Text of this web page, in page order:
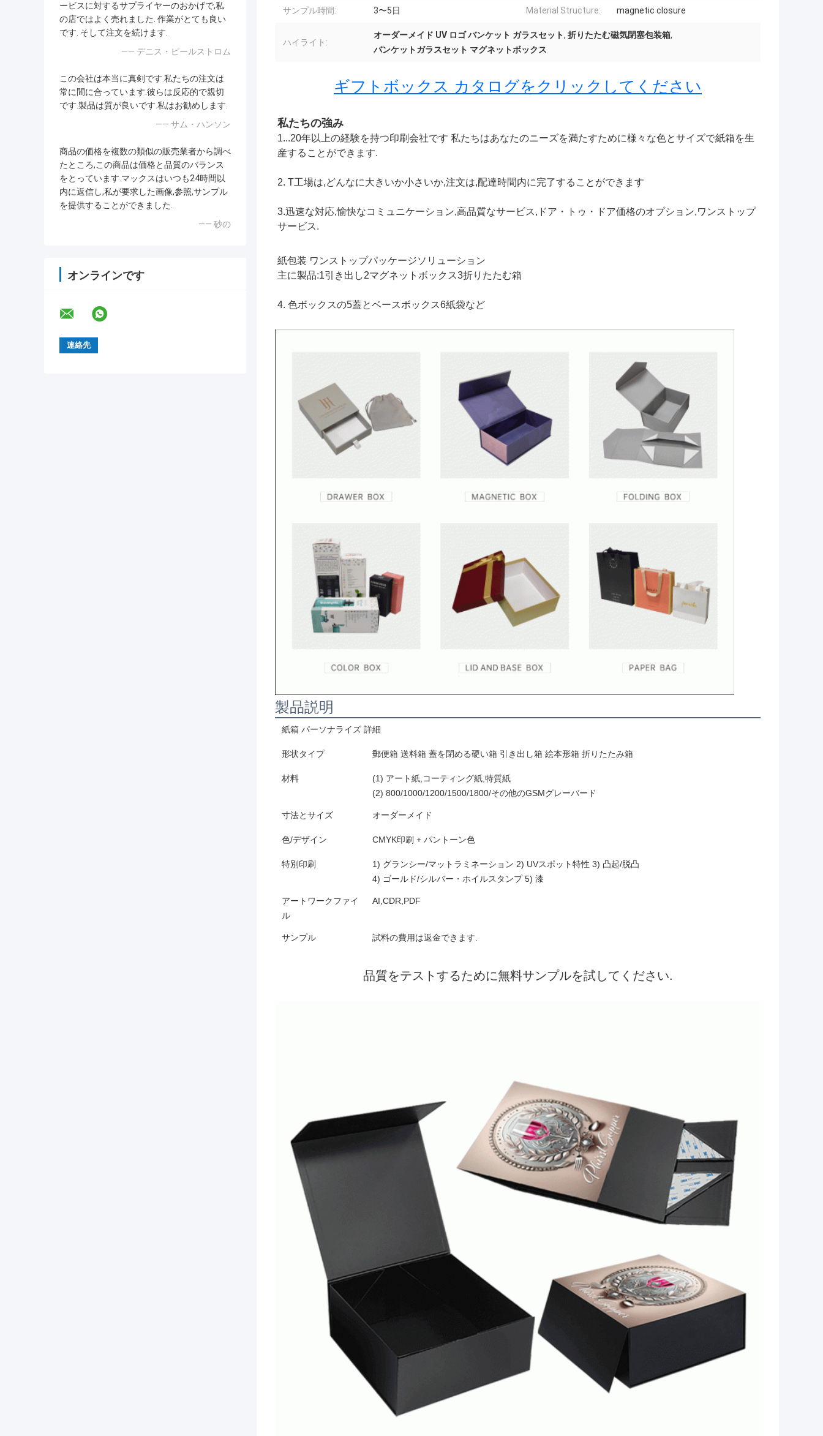
ービスに対するサプライヤーのおかげで,私
の店ではよく売れました. 作業がとても良い
です. そして注文を続けます.
—— デニス・ピールストロム
この会社は本当に真剣です.私たちの注文は
常に間に合っています.彼らは反応的で親切
です.製品は質が良いです.私はお勧めします.
—— サム・ハンソン
商品の価格を複数の類似の販売業者から調べ
たところ,この商品は価格と品質のバランス
をとっています.マックスはいつも24時間以
内に返信し,私が要求した画像,参照,サンプル
を提供することができました.
—— 砂の
オンラインです
サンプル時間: 3〜5日 Material Structure: magnetic closure
ハイライト:
オーダーメイド UV ロゴ バンケット ガラスセット, 折りたたむ磁気閉塞包装箱,
バンケットガラスセット マグネットボックス
ギフトボックス カタログをクリックしてください
私たちの強み
1...20年以上の経験を持つ印刷会社です 私たちはあなたのニーズを満たすために様々な色とサイズで紙箱を生
産することができます.
2. T工場は,どんなに大きいか小さいか,注文は,配達時間内に完了することができます
3.迅速な対応,愉快なコミュニケーション,高品質なサービス,ドア・トゥ・ドア価格のオプション,ワンストップ
サービス.
紙包装 ワンストップパッケージソリューション
主に製品:1引き出し2マグネットボックス3折りたたむ箱
4. 色ボックスの5蓋とベースボックス6紙袋など
製品説明
紙箱 パーソナライズ 詳細
形状タイプ 郵便箱 送料箱 蓋を閉める硬い箱 引き出し箱 絵本形箱 折りたたみ箱
材料
(1) アート紙,コーティング紙,特質紙
(2) 800/1000/1200/1500/1800/その他のGSMグレーバード
寸法とサイズ オーダーメイド
色/デザイン CMYK印刷 + パントーン色
特別印刷
1) グランシー/マットラミネーション 2) UVスポット特性 3) 凸起/脱凸
4) ゴールド/シルバー・ホイルスタンプ 5) 漆
アートワークファイ
ル
AI,CDR,PDF
サンプル 試料の費用は返金できます.
品質をテストするために無料サンプルを試してください.